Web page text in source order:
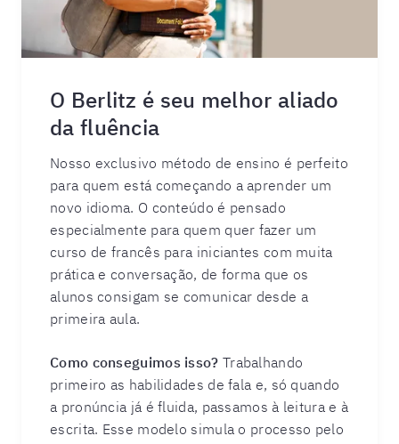
O Berlitz é seu melhor aliado
da fluência
Nosso exclusivo método de ensino é perfeito
para quem está começando a aprender um
novo idioma. O conteúdo é pensado
especialmente para quem quer fazer um
curso de francês para iniciantes com muita
prática e conversação, de forma que os
alunos consigam se comunicar desde a
primeira aula.
Como conseguimos isso? Trabalhando
primeiro as habilidades de fala e, só quando
a pronúncia já é fluida, passamos à leitura e à
escrita. Esse modelo simula o processo pelo